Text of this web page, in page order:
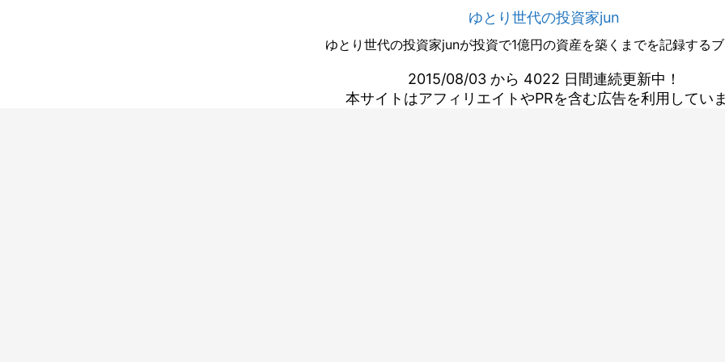
ゆとり世代の投資家jun
ゆとり世代の投資家junが投資で1億円の資産を築くまでを記録するブ
2015/08/03 から 4022 日間連続更新中！
本サイトはアフィリエイトやPRを含む広告を利用してい